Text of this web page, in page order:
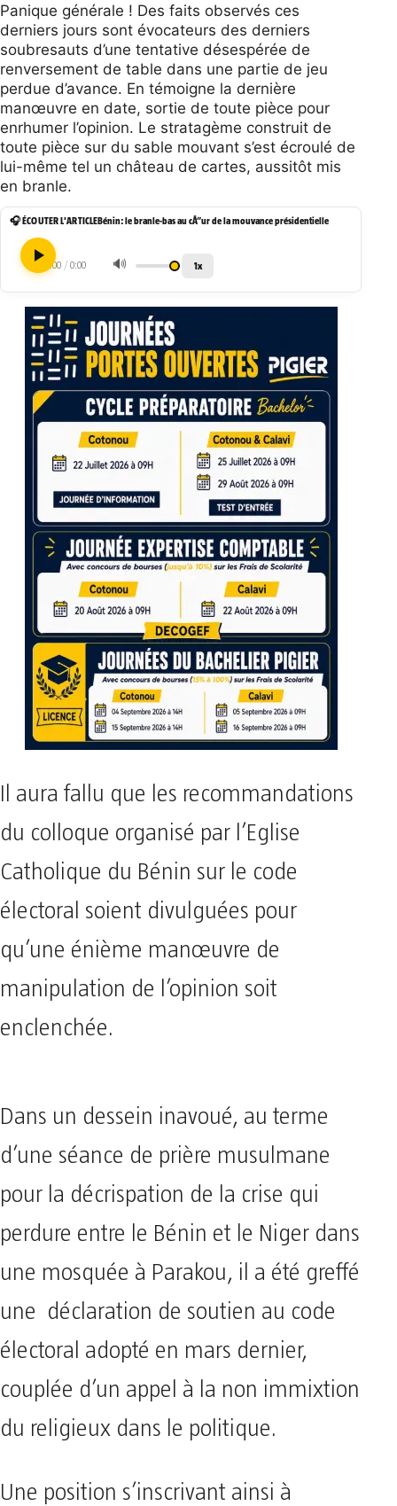
Panique générale ! Des faits observés ces
derniers jours sont évocateurs des derniers
soubresauts d’une tentative désespérée de
renversement de table dans une partie de jeu
perdue d’avance. En témoigne la dernière
manœuvre en date, sortie de toute pièce pour
enrhumer l’opinion. Le stratagème construit de
toute pièce sur du sable mouvant s’est écroulé de
lui-même tel un château de cartes, aussitôt mis
en branle.
🎧 ÉCOUTER L'ARTICLEBénin: le branle-bas au cÅ“ur de la mouvance présidentielle
0:00 / 0:00 🔊 1x
Il aura fallu que les recommandations
du colloque organisé par l’Eglise
Catholique du Bénin sur le code
électoral soient divulguées pour
qu’une énième manœuvre de
manipulation de l’opinion soit
enclenchée.
Dans un dessein inavoué, au terme
d’une séance de prière musulmane
pour la décrispation de la crise qui
perdure entre le Bénin et le Niger dans
une mosquée à Parakou, il a été greffé
une déclaration de soutien au code
électoral adopté en mars dernier,
couplée d’un appel à la non immixtion
du religieux dans le politique.
Une position s’inscrivant ainsi à